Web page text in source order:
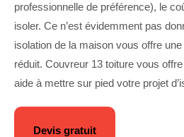
professionnelle de préférence), le
isoler. Ce n’est évidemment pas
isolation de la maison vous offre
réduit. Couvreur 13 toiture vous
aide à mettre sur pied votre projet
Devis gratuit